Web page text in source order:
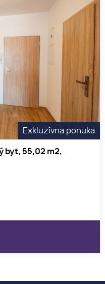
Exkluzívna ponuka
byt, 55,02 m2,